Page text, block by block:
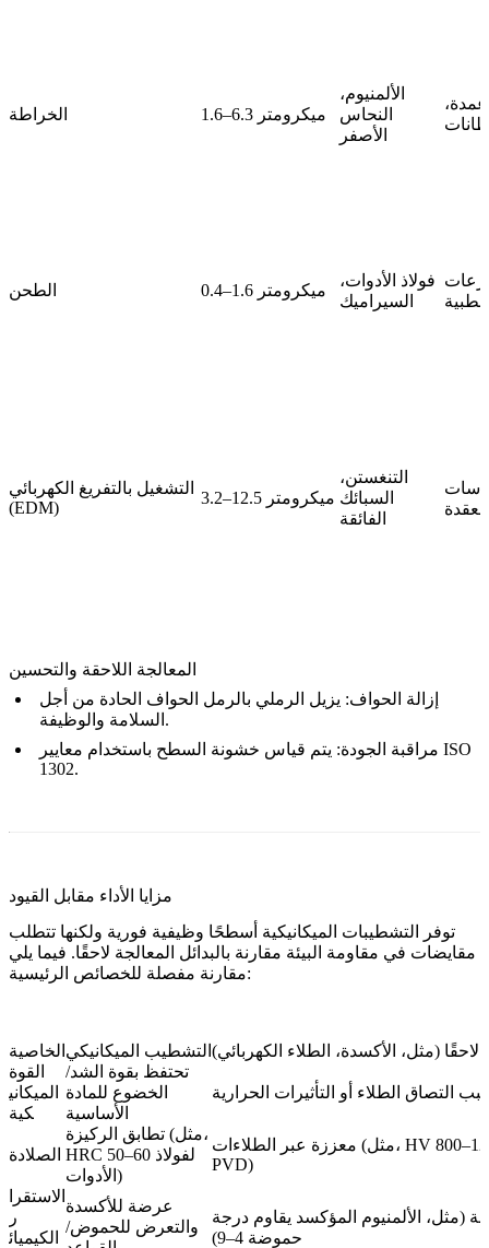
الخراطة 1.6–6.3 ميكرومتر
الألمنيوم،
النحاس
الأصفر
الطحن 0.4–1.6 ميكرومتر
فولاذ الأدوات،
السيراميك
الطبية
التشغيل بالتفريغ الكهربائي
(EDM)
3.2–12.5 ميكرومتر
التنغستن،
السبائك
الفائقة
معقدة
المعالجة اللاحقة والتحسين
إزالة الحواف: يزيل الرملي بالرمل الحواف الحادة من أجل
السلامة والوظيفة.
مراقبة الجودة: يتم قياس خشونة السطح باستخدام معايير ISO
1302.
مزايا الأداء مقابل القيود
توفر التشطيبات الميكانيكية أسطحًا وظيفية فورية ولكنها تتطلب
مقايضات في مقاومة البيئة مقارنة بالبدائل المعالجة لاحقًا. فيما يلي
مقارنة مفصلة للخصائص الرئيسية:
الخاصية التشطيب الميكانيكي (مثل، الأكسدة، الطلاء الكهربائي)
القوة
الميكاني
كية
تحتفظ بقوة الشد/
الخضوع للمادة
الأساسية
التصاق الطلاء أو التأثيرات الحرارية
الصلادة
تطابق الركيزة (مثل،
HRC 50–60 لفولاذ
الأدوات)
معززة عبر الطلاءات (مثل، HV 800–1200 لطلاءات
PVD)
الاستقرا
ر
الكيميائ
عرضة للأكسدة
والتعرض للحموض/
(مثل، الألمنيوم المؤكسد يقاوم درجة
حموضة 4–9)